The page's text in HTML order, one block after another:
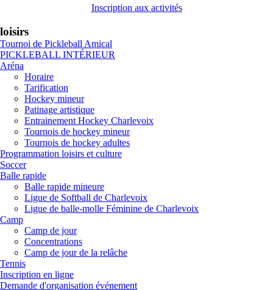
Inscription aux activités
loisirs
Tournoi de Pickleball Amical
PICKLEBALL INTÉRIEUR
Aréna
Horaire
Tarification
Hockey mineur
Patinage artistique
Entrainement Hockey Charlevoix
Tournois de hockey mineur
Tournois de hockey adultes
Programmation loisirs et culture
Soccer
Balle rapide
Balle rapide mineure
Ligue de Softball de Charlevoix
Ligue de balle-molle Féminine de Charlevoix
Camp
Camp de jour
Concentrations
Camp de jour de la relâche
Tennis
Inscription en ligne
Demande d'organisation événement